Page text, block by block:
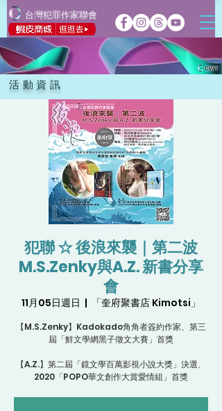
台灣犯罪作家聯會
活動資訊
犯聯 ☆ 後浪來襲｜第二波
M.S.Zenky與A.Z. 新書分享
會
11月05日週日
  |
「奎府聚書店 Kimotsi」
【M.S.Zenky】Kadokado角角者簽約作家、第三
屆「鮮文學網黑子徵文大賽」首獎
【A.Z.】第二屆「鏡文學百萬影視小說大獎」決選、
2020「POPO華文創作大賞愛情組」首獎